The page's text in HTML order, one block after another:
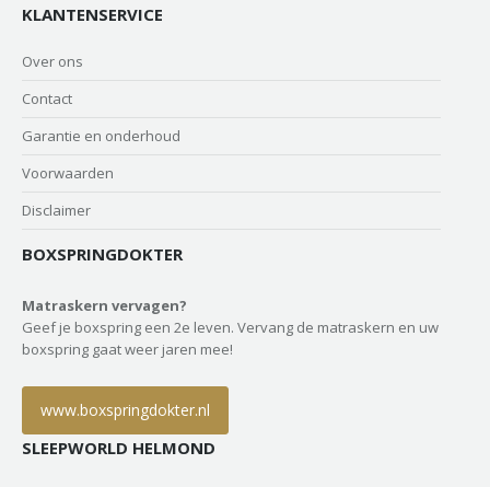
KLANTENSERVICE
Over ons
Contact
Garantie en onderhoud
Voorwaarden
Disclaimer
BOXSPRINGDOKTER
Matraskern vervagen?
Geef je boxspring een 2e leven. Vervang de matraskern en uw
boxspring gaat weer jaren mee!
www.boxspringdokter.nl
SLEEPWORLD HELMOND